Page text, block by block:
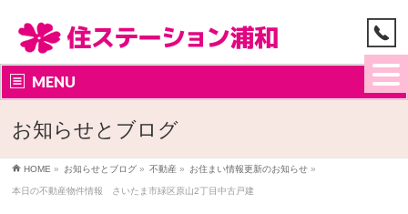
MENU
お知らせとブログ
HOME » お知らせとブログ » 不動産 » お住まい情報更新のお知らせ »
本日の不動産物件情報 さいたま市緑区原山2丁目中古戸建